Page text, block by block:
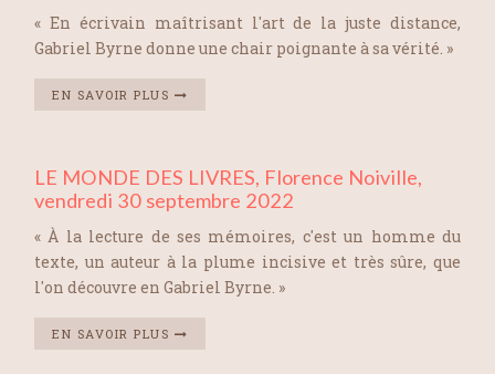
« En écrivain maîtrisant l'art de la juste distance,
Gabriel Byrne donne une chair poignante à sa vérité. »
EN SAVOIR PLUS
LE MONDE DES LIVRES, Florence Noiville,
vendredi 30 septembre 2022
« À la lecture de ses mémoires, c'est un homme du
texte, un auteur à la plume incisive et très sûre, que
l'on découvre en Gabriel Byrne. »
EN SAVOIR PLUS